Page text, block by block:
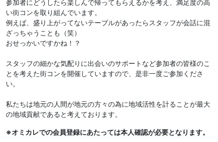
参加者にどうしたら楽しんで帰ってもらえるかを考え、満足度の高
い街コンを取り組んでいます。
例えば、盛り上がってないテーブルがあったらスタッフが会話に混
ざっちゃうことも（笑）
おせっかいですかね！？
スタッフの細かな気配りに出会いのサポートなど参加者の皆様のこ
とを考えた街コンを開催していますので、是非一度ご参加くださ
い。
私たちは地元の人間が地元の方々の為に地域活性を計ることが最大
の地域貢献であると考えております。
※オミカレでの会員登録にあたっては本人確認が必要となります。